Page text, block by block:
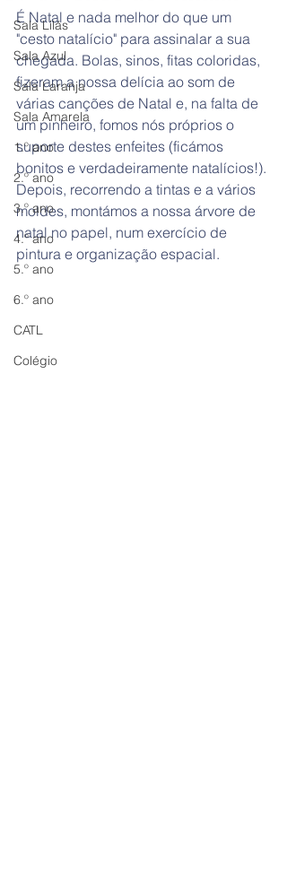
Sala Lilás
Sala Azul
Sala Laranja
Sala Amarela
1.º ano
2.º ano
3.º ano
4.º ano
5.º ano
6.º ano
CATL
Colégio
É Natal e nada melhor do que um
"cesto natalício" para assinalar a sua
chegada. Bolas, sinos, fitas coloridas,
fizeram a nossa delícia ao som de
várias canções de Natal e, na falta de
um pinheiro, fomos nós próprios o
suporte destes enfeites (ficámos
bonitos e verdadeiramente natalícios!).
Depois, recorrendo a tintas e a vários
moldes, montámos a nossa árvore de
natal no papel, num exercício de
pintura e organização espacial.